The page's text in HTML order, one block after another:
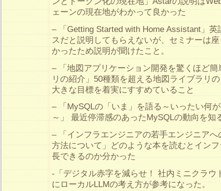
ェーンの現在地がわかって良かった
– 「Getting Started with Home Assistant」
スだと説明してもらえないが、セミナーは
かったため説明が聞けたこと。
– 「地図アプリケーション開発を驚くほど
リの紹介」50種類を超える地図ライブラリ
大きな目標を着実にすすめていること
– 「MySQLの「いま」を語る～いったい何
～」 最近停滞感のあったMySQLの動向を知
– 「インフラエンジニアの若手エンジニア
方法について」どのような本を読むとイン
長できるのか分かった
-「デジタル赤字を減らせ！ 社内ミニクラウ
にローカルLLMの考え方が参考になった。